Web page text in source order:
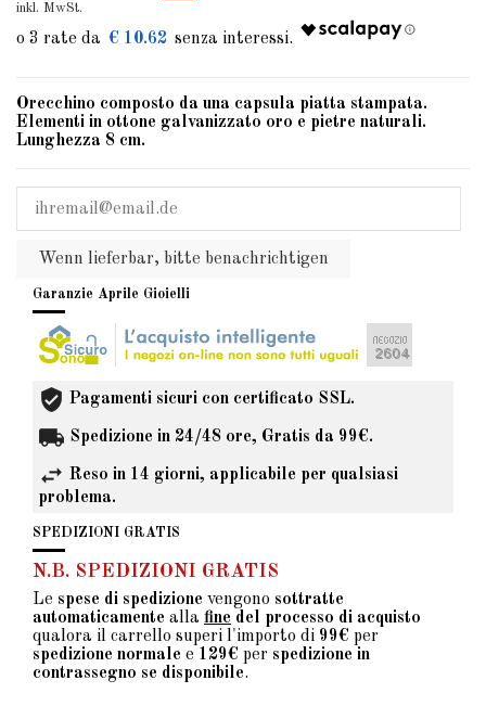
inkl. MwSt.
€ 10.62
Orecchino composto da una capsula piatta stampata.
Elementi in ottone galvanizzato oro e pietre naturali.
Lunghezza 8 cm.
Wenn lieferbar, bitte benachrichtigen
Garanzie Aprile Gioielli
Pagamenti sicuri con certificato SSL.
Spedizione in 24/48 ore, Gratis da 99€.
Reso in 14 giorni, applicabile per qualsiasi
problema.
SPEDIZIONI GRATIS
N.B. SPEDIZIONI GRATIS
Le spese di spedizione vengono sottratte
automaticamente alla fine del processo di acquisto
qualora il carrello superi l'importo di 99€ per
spedizione normale e 129€ per spedizione in
contrassegno se disponibile.